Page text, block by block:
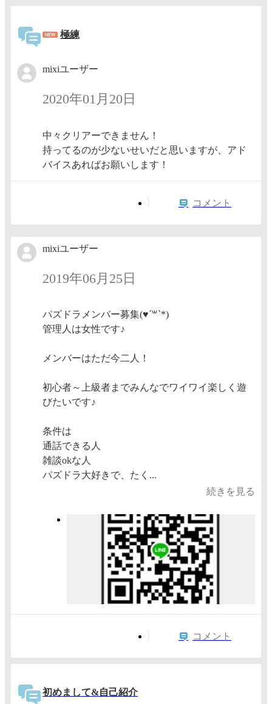
極練
mixiユーザー
2020年01月20日
中々クリアーできません！
持ってるのが少ないせいだと思いますが、アド
バイスあればお願いします！
コメント
mixiユーザー
2019年06月25日
パズドラメンバー募集(♥´꒳`*)
管理人は女性です♪
メンバーはただ今二人！
初心者～上級者までみんなでワイワイ楽しく遊
びたいです♪
条件は
通話できる人
雑談okな人
パズドラ大好きで、たく...
続きを見る
コメント
初めまして&自己紹介